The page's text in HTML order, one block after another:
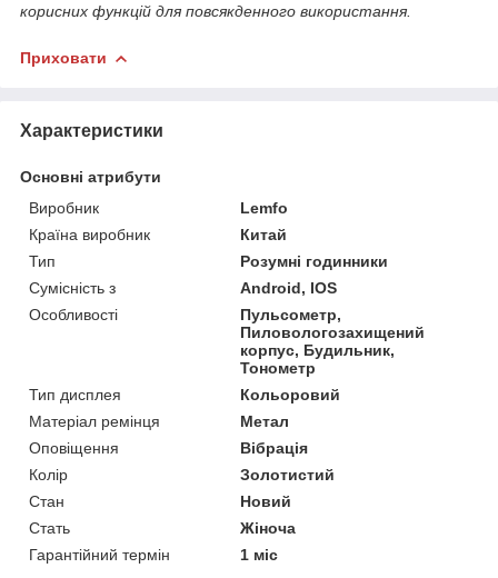
корисних функцій для повсякденного використання.
Приховати
Характеристики
Основні атрибути
Виробник
Lemfo
Країна виробник
Китай
Тип
Розумні годинники
Сумісність з
Android, IOS
Особливості
Пульсометр,
Пиловологозахищений
корпус, Будильник,
Тонометр
Тип дисплея
Кольоровий
Матеріал ремінця
Метал
Оповіщення
Вібрація
Колір
Золотистий
Стан
Новий
Стать
Жіноча
Гарантійний термін
1 міс